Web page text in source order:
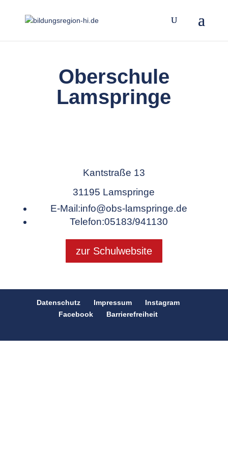
Oberschule
Lamspringe
Kantstraße 13
31195 Lamspringe
E-Mail:info@obs-lamspringe.de
Telefon:05183/941130
zur Schulwebsite
Datenschutz Impressum
Instagram
Facebook
Barrierefreiheit